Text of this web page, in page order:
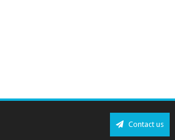
Contact us